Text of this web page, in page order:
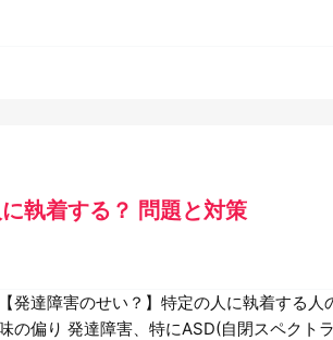
執着する？ 問題と対策
【発達障害のせい？】特定の人に執着する
の偏り 発達障害、特にASD(自閉スペクト